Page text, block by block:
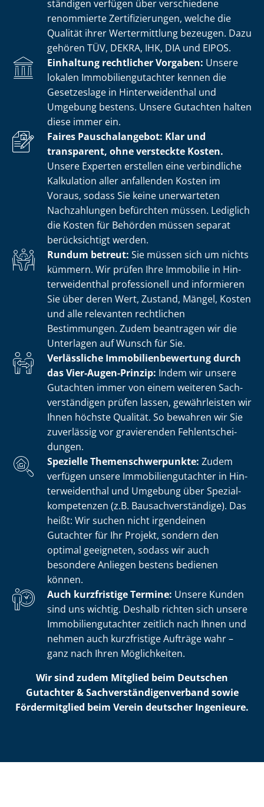
stän­di­gen verfügen über verschiedene
renommierte Zer­ti­fi­zie­run­gen, welche die
Qualität ihrer Wertermittlung bezeugen. Dazu
gehören TÜV, DEKRA, IHK, DIA und EIPOS.
Einhaltung rechtlicher Vorgaben: Unsere
lokalen Im­mo­bi­li­en­gut­ach­ter kennen die
Gesetzeslage in Hin­ter­wei­den­thal und
Umgebung bestens. Unsere Gutachten halten
diese immer ein.
Faires Pauschalangebot: Klar und
transparent, ohne versteckte Kosten.
Unsere Experten erstellen eine verbindliche
Kalkulation aller anfallenden Kosten im
Voraus, sodass Sie keine unerwarteten
Nachzahlungen befürchten müssen. Lediglich
die Kosten für Behörden müssen separat
berücksichtigt werden.
Rundum betreut: Sie müssen sich um nichts
kümmern. Wir prüfen Ihre Immobilie in Hin­
ter­wei­den­thal professionell und informieren
Sie über deren Wert, Zustand, Mängel, Kosten
und alle relevanten rechtlichen
Bestimmungen. Zudem beantragen wir die
Unterlagen auf Wunsch für Sie.
Verlässliche Im­mo­bi­li­en­be­wer­tung durch
das Vier-Augen-Prinzip: Indem wir unsere
Gutachten immer von einem weiteren Sach­
ver­stän­di­gen prüfen lassen, gewährleisten wir
Ihnen höchste Qualität. So bewahren wir Sie
zuverlässig vor gravierenden Fehl­ent­schei­
dun­gen.
Spezielle The­men­schwer­punk­te: Zudem
verfügen unsere Im­mo­bi­li­en­gut­ach­ter in Hin­
ter­wei­den­thal und Umgebung über Spe­zi­al­
kom­pe­ten­zen (z.B. Bau­sach­ver­stän­di­ge). Das
heißt: Wir suchen nicht irgendeinen
Gutachter für Ihr Projekt, sondern den
optimal geeigneten, sodass wir auch
besondere Anliegen bestens bedienen
können.
Auch kurzfristige Termine: Unsere Kunden
sind uns wichtig. Deshalb richten sich unsere
Im­mo­bi­li­en­gut­ach­ter zeitlich nach Ihnen und
nehmen auch kurzfristige Aufträge wahr –
ganz nach Ihren Möglichkeiten.
Wir sind zudem Mitglied beim Deutschen
Gutachter & Sach­ver­stän­di­gen­ver­band sowie
Fördermitglied beim Verein deutscher Ingenieure.